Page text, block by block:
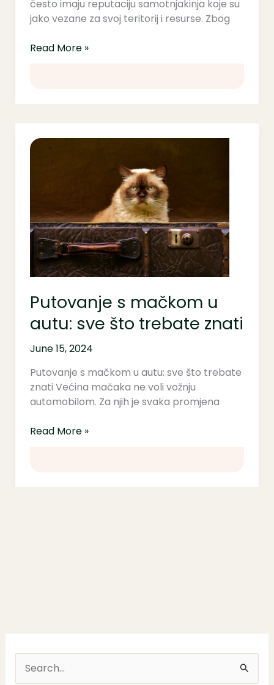
često imaju reputaciju samotnjakinja koje su
jako vezane za svoj teritorij i resurse. Zbog
Read More »
Putovanje s mačkom u
autu: sve što trebate znati
June 15, 2024
Putovanje s mačkom u autu: sve što trebate
znati Većina mačaka ne voli vožnju
automobilom. Za njih je svaka promjena
Putovanje
sve
što
trebate
znati
Read More »